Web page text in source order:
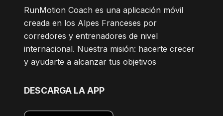
RunMotion Coach es una aplicación móvil
creada en los Alpes Franceses por
corredores y entrenadores de nivel
internacional. Nuestra misión: hacerte crecer
y ayudarte a alcanzar tus objetivos
DESCARGA LA APP